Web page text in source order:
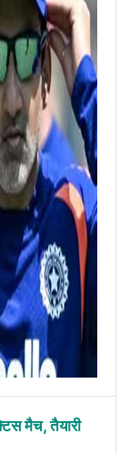
मैच, तैयारी